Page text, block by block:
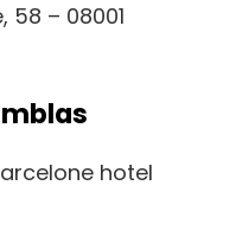
58 – 08001